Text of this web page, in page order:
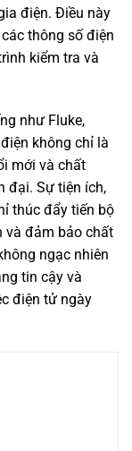
điện. Điều này
thông số điện
kiểm tra và
như Fluke,
không chỉ là
mới và chất
đại. Sự tiện ích,
thúc đẩy tiến bộ
và đảm bảo chất
ngạc nhiên
tin cậy và
điện tử ngày